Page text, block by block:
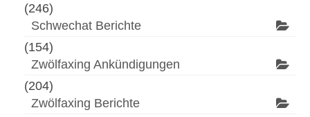
(246)
Schwechat Berichte
(154)
Zwölfaxing Ankündigungen
(204)
Zwölfaxing Berichte